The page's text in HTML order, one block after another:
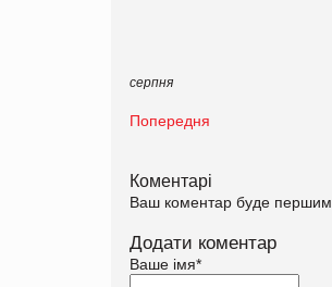
серпня
Попередня
Коментарі
Ваш коментар буде першим.
Додати коментар
Ваше імя*